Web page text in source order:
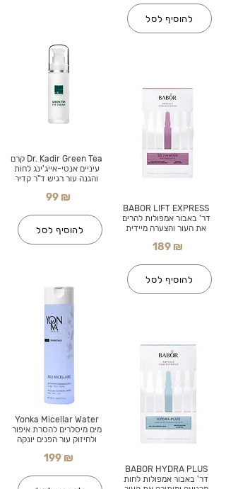
Dr. Kadir Green Tea קרם
עיניים אנטי-אייג'ינג לחות
והגנה עור רגיש ד"ר קדיר
99 ₪
להוסיף לסל
Yonka Micellar Water
מים מיסלרים להסרת איפור
ולחיזוק עור הפנים יונקה
199 ₪
להוסיף לסל
BABOR LIFT EXPRESS
דר' באבור אמפולות להרים
את העור והצערה מיידית
189 ₪
להוסיף לסל
BABOR HYDRA PLUS
דר' באבור אמפולות לחות